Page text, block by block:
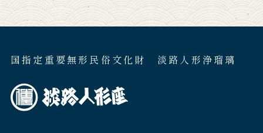
国指定重要無形民俗文化財 淡路人形浄瑠璃